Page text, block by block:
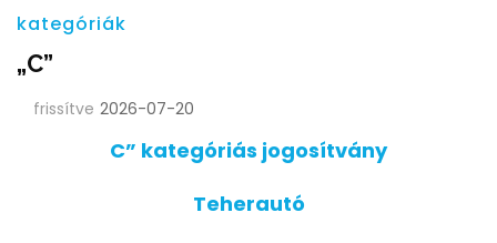
kategóriák
„C”
frissítve 2026-07-20
C” kategóriás jogosítvány
Teherautó